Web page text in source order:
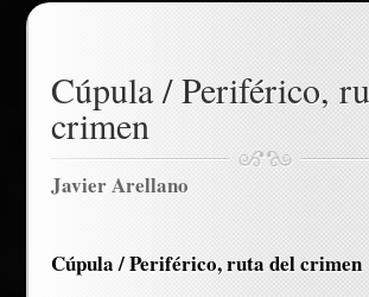
Cúpula / Periférico,
crimen
Javier Arellano
Cúpula / Periférico, ruta del crimen